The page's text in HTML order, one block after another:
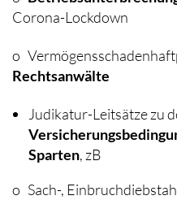
Corona-Lockdown
o
Rechtsanwälte
Judikatur-Leitsätze zu
Sparten, zB
o Sach-,